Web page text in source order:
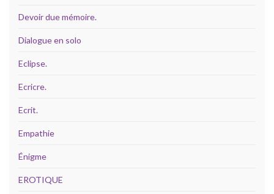
Devoir due mémoire.
Dialogue en solo
Eclipse.
Ecricre.
Ecrit.
Empathie
Énigme
EROTIQUE